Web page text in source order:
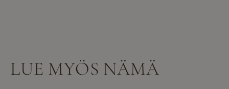
LUE MYÖS NÄMÄ